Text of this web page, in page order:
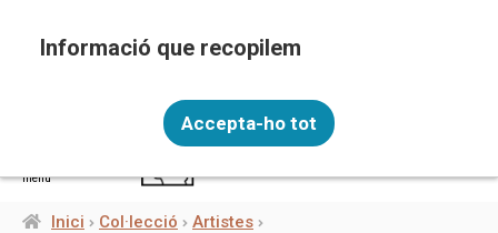
contingut
menú
Inici Col·lecció Artistes
personal amb les següents finalitats: Funcionalitat,
Accepta-ho tot